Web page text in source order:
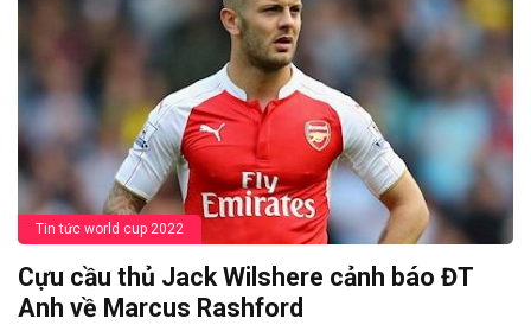
Tin tức world cup 2022
Cựu cầu thủ Jack Wilshere cảnh báo ĐT
Anh về Marcus Rashford